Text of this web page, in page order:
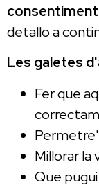
consentiment
detallo a
Les galetes
Fer que
Millorar
Que